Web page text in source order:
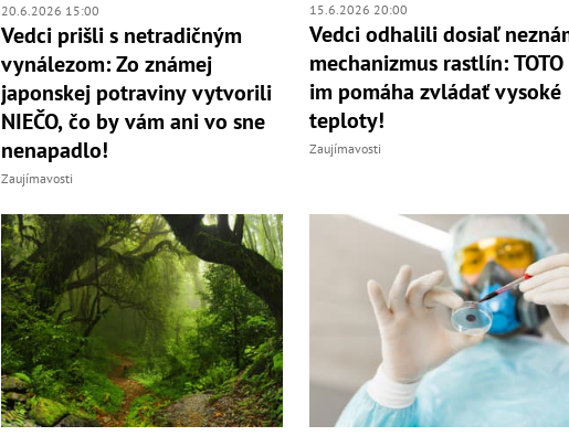
20.6.2026 15:00
Vedci prišli s netradičným
vynálezom: Zo známej
japonskej potraviny vytvorili
NIEČO, čo by vám ani vo sne
nenapadlo!
Zaujímavosti
15.6.2026 20:00
Vedci odhalili dosiaľ
mechanizmus rastlín: TOTO
im pomáha zvládať vysoké
teploty!
Zaujímavosti